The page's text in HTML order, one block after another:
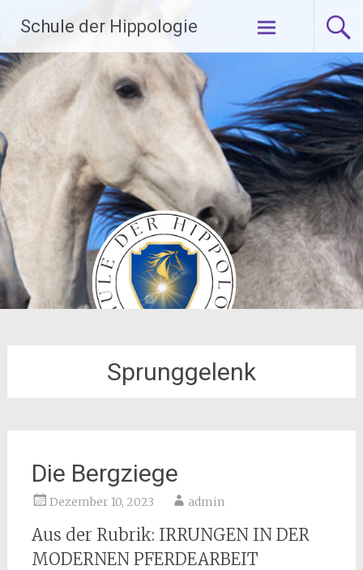
Inhalt
springen
Schule der Hippologie
Sprunggelenk
Die Bergziege
Dezember 10, 2023 admin
Aus der Rubrik: IRRUNGEN IN DER
MODERNEN PFERDEARBEIT